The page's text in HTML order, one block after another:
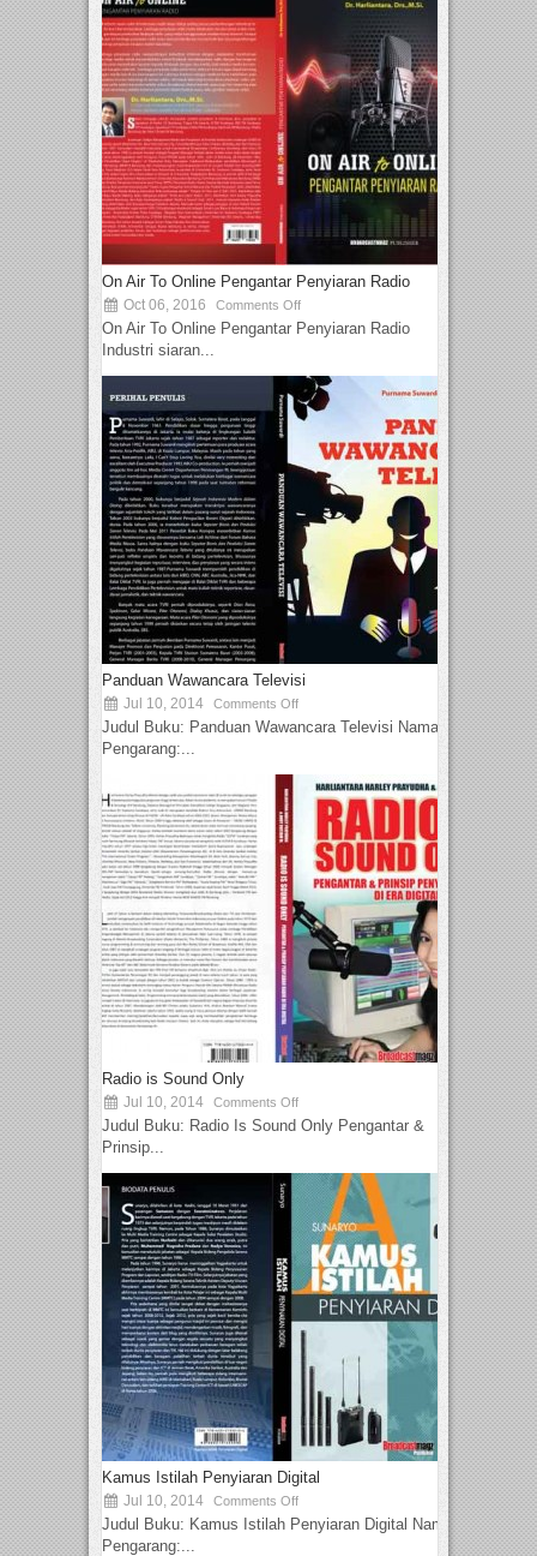
On Air To Online Pengantar Penyiaran Radio
Oct 06, 2016 Comments Off
On Air To Online Pengantar Penyiaran Radio
Industri siaran...
Panduan Wawancara Televisi
Jul 10, 2014 Comments Off
Judul Buku: Panduan Wawancara Televisi Nama
Pengarang:...
Radio is Sound Only
Jul 10, 2014 Comments Off
Judul Buku: Radio Is Sound Only Pengantar &
Prinsip...
Kamus Istilah Penyiaran Digital
Jul 10, 2014 Comments Off
Judul Buku: Kamus Istilah Penyiaran Digital Nama
Pengarang:...